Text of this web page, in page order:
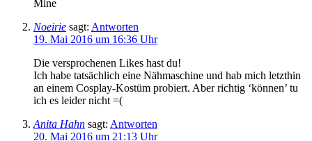
Mine
Noeirie sagt: Antworten
19. Mai 2016 um 16:36 Uhr
Die versprochenen Likes hast du!
Ich habe tatsächlich eine Nähmaschine und hab mich letzthin
an einem Cosplay-Kostüm probiert. Aber richtig ‘können’ tu
ich es leider nicht =(
Anita Hahn sagt: Antworten
20. Mai 2016 um 21:13 Uhr